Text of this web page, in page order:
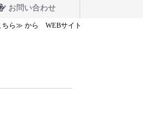
お問い合わせ
ら≫ から WEBサイトの制作相談・ご依